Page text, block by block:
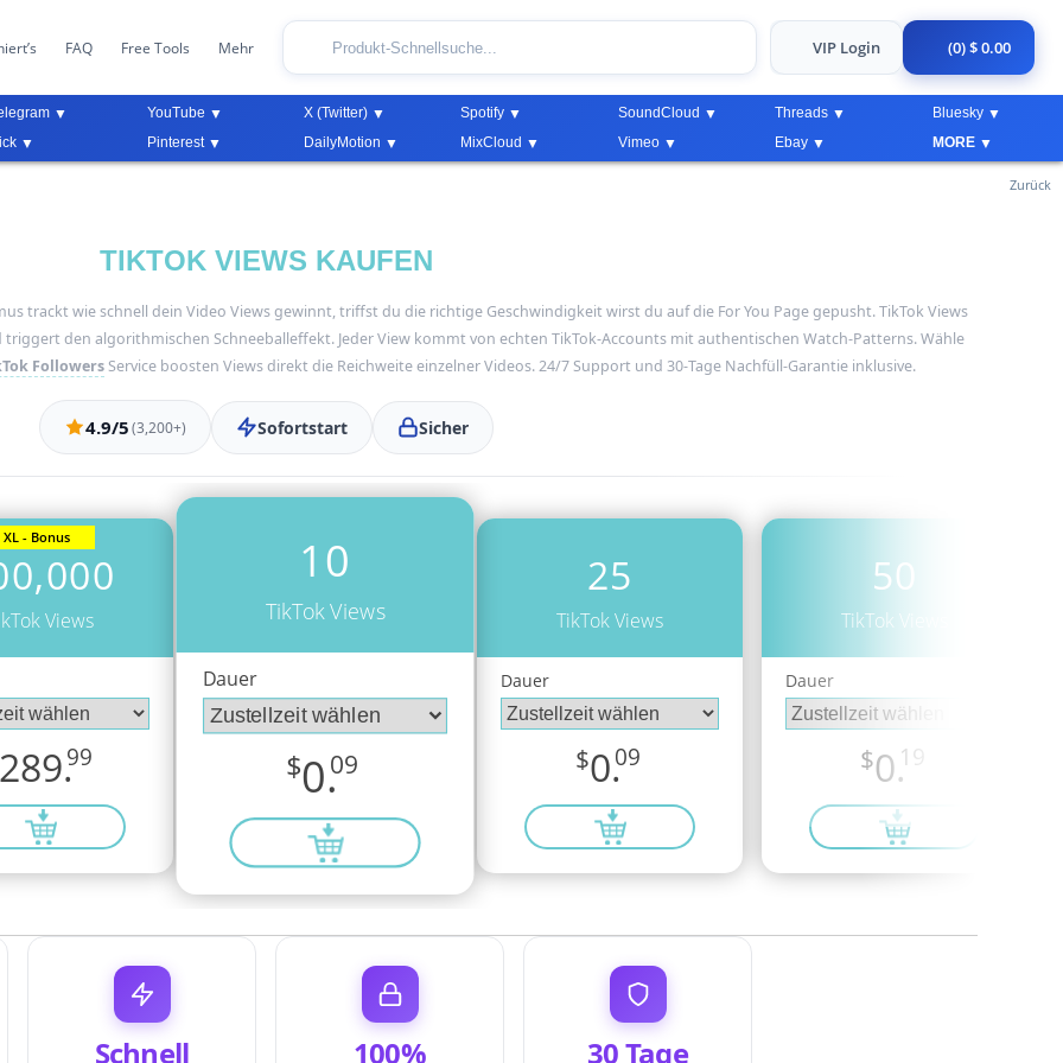
FAQ Free Tools Mehr VIP Login (0) $ 0.00
YouTube X (Twitter) Spotify SoundCloud Threads
Bluesky
Pinterest DailyMotion MixCloud Vimeo Ebay MORE
Zurück
TIKTOK VIEWS KAUFEN
trackt wie schnell dein Video Views gewinnt, triffst du die richtige Geschwindigkeit wirst du auf die For You Page gepusht. TikTok Views
den algorithmischen Schneeballeffekt. Jeder View kommt von echten TikTok-Accounts mit authentischen Watch-Patterns. Wähle
FollowersService boosten Views direkt die Reichweite einzelner Videos. 24/7 Support und 30-Tage Nachfüll-Garantie inklusive.
4.9/5(3,200+) Sofortstart Sicher
XL - Bonus
Views
289.99
10
TikTok Views
Dauer
$0.09
25
TikTok Views
Dauer
$0.09
50
TikTok Views
Dauer
$0.19
Schnell 100% 30 Tage